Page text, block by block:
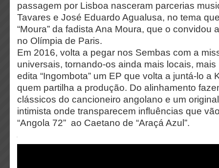
passagem por Lisboa nasceram parcerias
Tavares e José Eduardo Agualusa, no tema
“Moura” da fadista Ana Moura, que o convidou
no Olímpia de Paris.
Em 2016, volta a pegar nos Sembas com a
universais, tornando-os ainda mais locais,
edita “Ingombota” um EP que volta a juntá-lo a
quem partilha a produção. Do alinhamento
clássicos do cancioneiro angolano e um
intimista onde transparecem influências que
“Angola 72” ao Caetano de “Araçá Azul”.